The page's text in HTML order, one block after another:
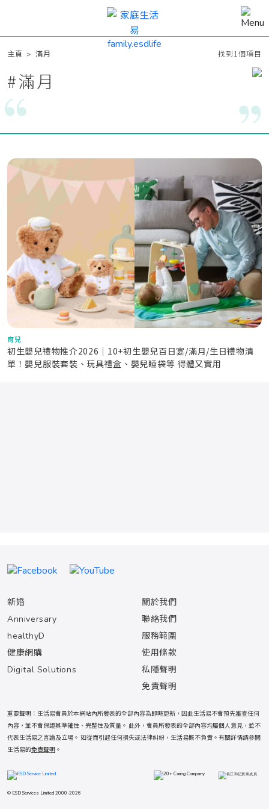
主頁 >滿月 找到1個項目
#滿月
育兒
初生嬰兒禮物推介2026｜10+初生嬰兒百日宴/滿月/生日禮物清
單！嬰兒服裝套裝、玩具禮盒、嬰兒睡袋等 得體又實用
新婚
Anniversary
healthyD
健康網購
Digital Solutions
關於我們
聯絡我們
服務範圍
使用條款
私隱聲明
免責聲明
重要聲明：生活易會員於本網站內所發表的全部內容為即時更新，因此生活易不會預先審查任何
內容，並不會保證其準確性、完整性及質量。 此外，會員所發表的全部內容均屬個人意見，並不
代表生活易之言論及立場。 如從而引起任何損失或法律糾紛，生活易概不負責。有關詳情請參閱
生活易的免責聲明 。
© ESD Services Limited 2000-2026